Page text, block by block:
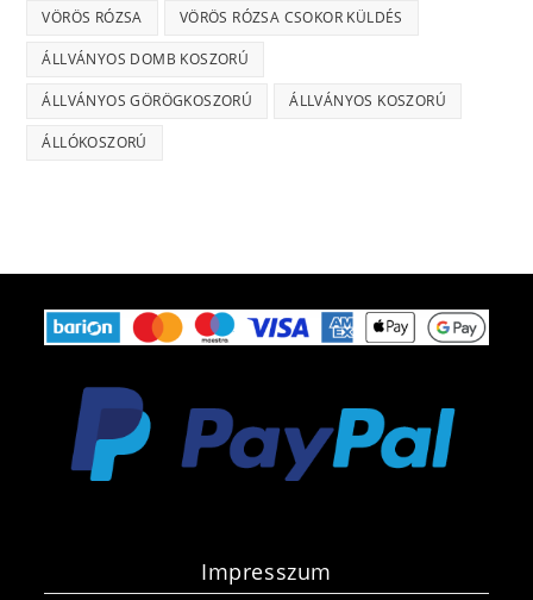
VÖRÖS RÓZSA VÖRÖS RÓZSA CSOKOR KÜLDÉS
ÁLLVÁNYOS DOMB KOSZORÚ
ÁLLVÁNYOS GÖRÖGKOSZORÚ ÁLLVÁNYOS KOSZORÚ
ÁLLÓKOSZORÚ
Impresszum